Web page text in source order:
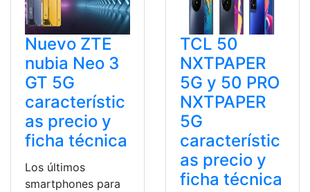
Nuevo ZTE
nubia Neo 3
GT 5G
característic
as precio y
ficha técnica
Los últimos
smartphones para
TCL 50
NXTPAPER
5G y 50 PRO
NXTPAPER
5G
característic
as precio y
ficha técnica